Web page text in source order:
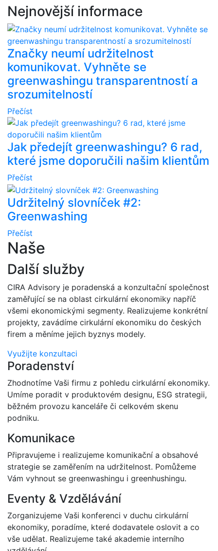
Nejnovější informace
Značky neumí udržitelnost
komunikovat. Vyhněte se
greenwashingu transparentností a
srozumitelností
Přečíst
Jak předejít greenwashingu? 6 rad,
které jsme doporučili našim klientům
Přečíst
Udržitelný slovníček #2:
Greenwashing
Přečíst
Naše
Další služby
CIRA Advisory je poradenská a konzultační společnost
zaměřující se na oblast cirkulární ekonomiky napříč
všemi ekonomickými segmenty. Realizujeme konkrétní
projekty, zavádíme cirkulární ekonomiku do českých
firem a měníme jejich byznys modely.
Využijte konzultaci
Poradenství
Zhodnotíme Vaši firmu z pohledu cirkulární ekonomiky.
Umíme poradit v produktovém designu, ESG strategii,
běžném provozu kanceláře či celkovém skenu
podniku.
Komunikace
Připravujeme i realizujeme komunikační a obsahové
strategie se zaměřením na udržitelnost. Pomůžeme
Vám vyhnout se greenwashingu i greenhushingu.
Eventy & Vzdělávání
Zorganizujeme Vaši konferenci v duchu cirkulární
ekonomiky, poradíme, které dodavatele oslovit a co
vše udělat. Realizujeme také akademie interního